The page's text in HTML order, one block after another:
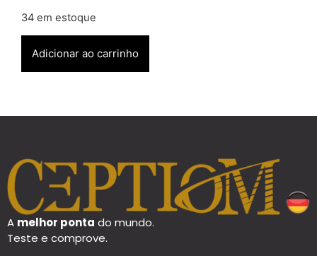
34 em estoque
Adicionar ao carrinho
A melhor ponta do mundo.
Teste e comprove.